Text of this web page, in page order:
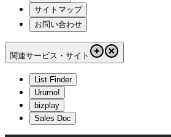
サイトマップ
お問い合わせ
関連サービス・サイト
List Finder
Urumo!
bizplay
Sales Doc